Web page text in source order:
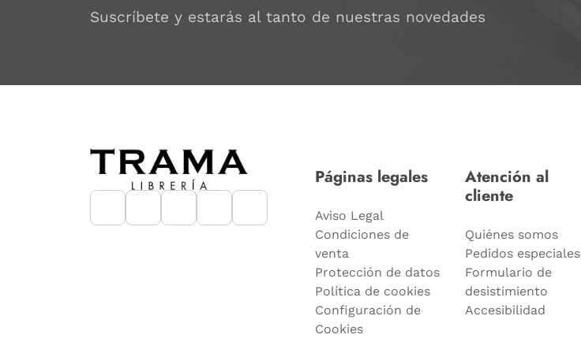
Suscríbete y estarás al tanto de nuestras novedades
Páginas legales
Aviso Legal
Condiciones de
venta
Protección de datos
Política de cookies
Configuración de
Cookies
Atención al
cliente
Quiénes somos
Pedidos especiales
Formulario de
desistimiento
Accesibilidad